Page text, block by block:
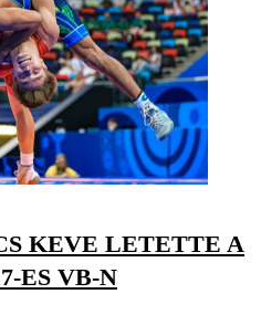
KEVE LETETTE A
ES VB-N